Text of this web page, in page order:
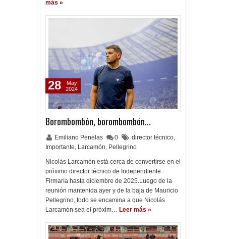
más »
Borombombón, borombombón...
Emiliano Penelas 0 director técnico,
Importante, Larcamón, Pellegrino
Nicolás Larcamón está cerca de convertirse en el
próximo director técnico de Independiente.
Firmaría hasta diciembre de 2025.Luego de la
reunión mantenida ayer y de la baja de Mauricio
Pellegrino, todo se encamina a que Nicolás
Larcamón sea el próxim… Leer más »
28
May
2024